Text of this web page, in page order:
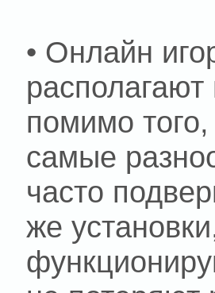
• Онлайн
помимо
самые
часто
же